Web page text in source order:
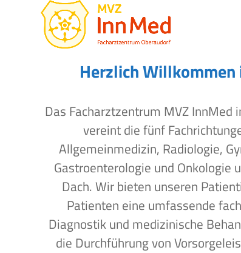
Open
mobile
menu
Close
mobile
menu
Herzlich Willkommen
Das Facharztzentrum MVZ InnMed
vereint die fünf
Allgemeinmedizin, Radiologie,
Gastroenterologie und Onkologie
Dach. Wir bieten unseren
Patienten eine umfassende
Diagnostik und medizinische
die Durchführung von